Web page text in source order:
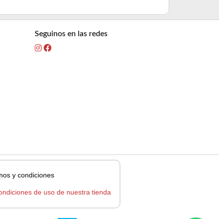
Seguinos en las redes
y condiciones
de uso de nuestra tienda